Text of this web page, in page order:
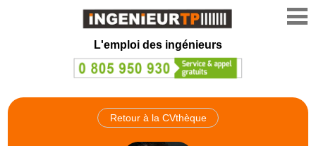
L'emploi des ingénieurs
Retour à la CVthèque